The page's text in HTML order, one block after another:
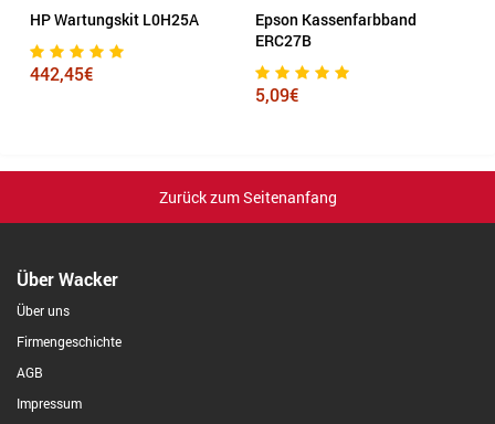
HP Wartungskit L0H25A
442,45€
Epson Kassenfarbband
ERC27B
5,09€
Zurück zum Seitenanfang
Über Wacker
Über uns
Firmengeschichte
AGB
Impressum